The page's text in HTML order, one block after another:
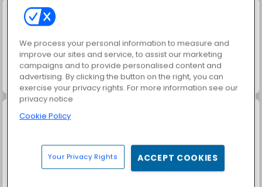
Jewel Garden Story Grand Mahjong Connect
We process your personal information to measure and
improve our sites and service, to assist our marketing
campaigns and to provide personalised content and
advertising. By clicking the button on the right, you can
exercise your privacy rights. For more information see our
privacy notice
Cookie Policy
Your Privacy Rights ACCEPT COOKIES